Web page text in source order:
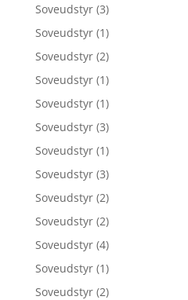
Soveudstyr (3)
Soveudstyr (1)
Soveudstyr (2)
Soveudstyr (1)
Soveudstyr (1)
Soveudstyr (3)
Soveudstyr (1)
Soveudstyr (3)
Soveudstyr (2)
Soveudstyr (2)
Soveudstyr (4)
Soveudstyr (1)
Soveudstyr (2)